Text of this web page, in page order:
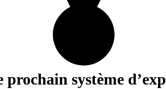
prochain système